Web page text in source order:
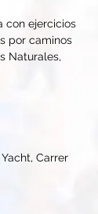
con ejercicios
por caminos
Naturales,
Carrer